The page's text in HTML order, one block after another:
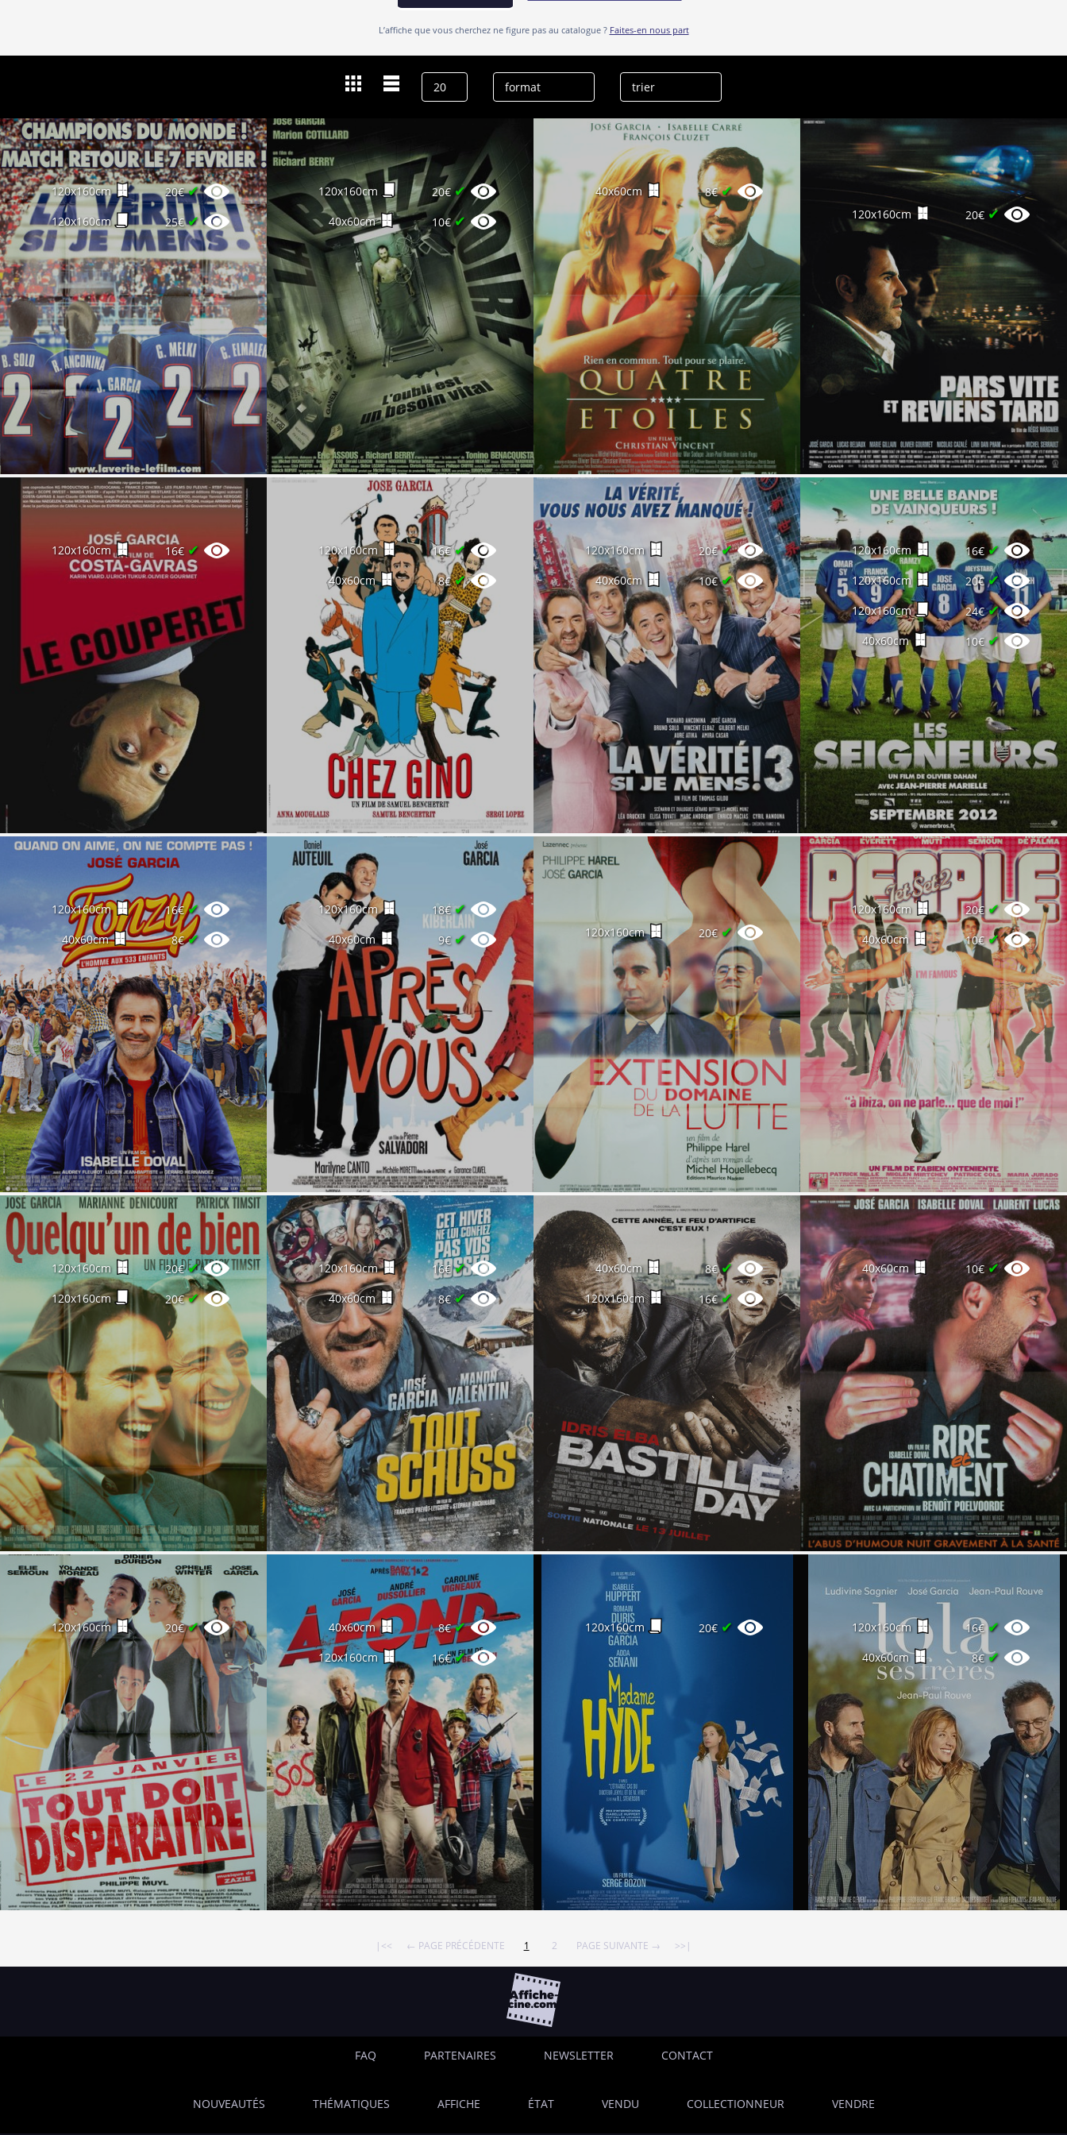
L’affiche que vous cherchez ne figure pas au catalogue ? Faites-en nous part
José Garcia
effacer l’historique
120x160cm 20€✔
120x160cm 25€✔
120x160cm 20€✔
40x60cm 10€✔
40x60cm 8€✔
120x160cm 20€ ✔
120x160cm 16€ ✔ 120x160cm 16€✔
40x60cm 8€✔
120x160cm 20€✔
40x60cm 10€✔
120x160cm 16€ ✔
120x160cm 20€✔
120x160cm 24€✔
40x60cm 10€ ✔
120x160cm 16€✔
40x60cm 8€✔
120x160cm 18€✔
40x60cm 9€ ✔ 120x160cm 20€✔
120x160cm 20€ ✔
40x60cm 10€✔
120x160cm 20€✔
120x160cm 20€✔
120x160cm 16€✔
40x60cm 8€✔
40x60cm 8€✔
120x160cm 16€✔
40x60cm 10€ ✔
120x160cm 20€✔ 40x60cm 8€✔
120x160cm 16€✔
120x160cm 20€ ✔ 120x160cm 16€✔
40x60cm 8€✔
|<< ← PAGE PRÉCÉDENTE 1 2 PAGE SUIVANTE → >>|
FAQ PARTENAIRES NEWSLETTER CONTACT
NOUVEAUTÉS THÉMATIQUES AFFICHE ÉTAT VENDU COLLECTIONNEUR VENDRE